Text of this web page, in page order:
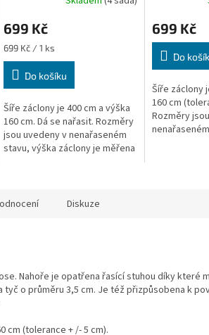
699 Kč
Měrná
cena:
699 Kč / 1 ks
Do košíku
Šíře záclony je 400 cm a výška
160 cm. Dá se nařasit. Rozměry
jsou uvedeny v nenařaseném
stavu, výška záclony je měřena
699 Kč
Do
Šíře záclony
160 cm
Rozměry
Diskuze
. Nahoře je opatřena řasící stuhou díky které
tyč o průměru 3,5 cm. Je též přizpůsobena k
cm (tolerance + /- 5 cm).